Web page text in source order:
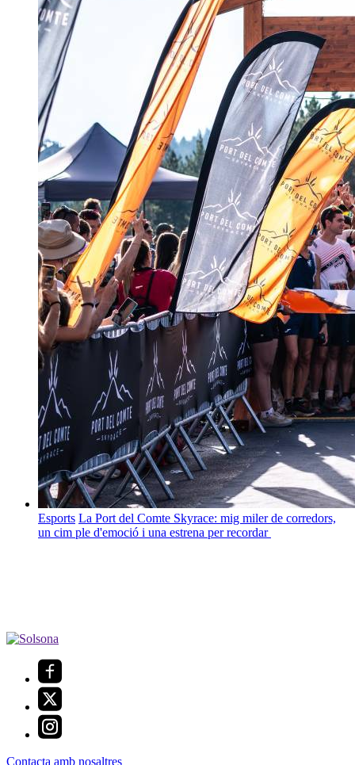
Esports La Port del Comte Skyrace: mig miler de corredors,
un cim ple d'emoció i una estrena per recordar
Contacta amb nosaltres